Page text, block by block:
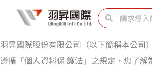
内
容
SearchSearch
羽昇國際股份有限公司（以下簡稱本公司
遵循「個人資料保 護法」之規定，您了解